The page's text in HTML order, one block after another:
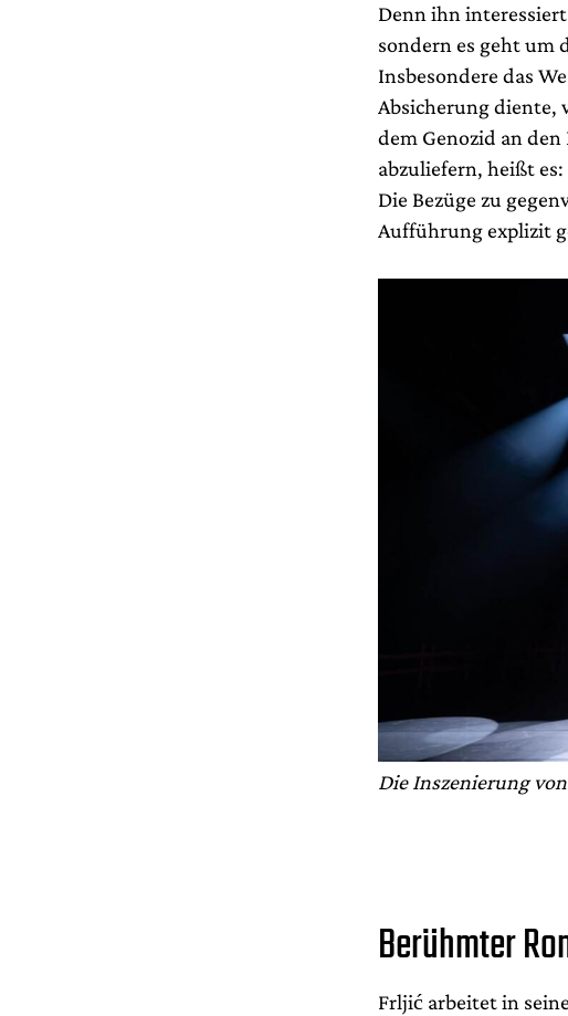
Denn ihn
sondern es geht um
Insbesondere das
Absicherung diente,
dem Genozid an
abzuliefern, heißt es:
Die Bezüge zu
Aufführung explizit
Die Inszenierung
Berühmter
Frljić arbeitet in